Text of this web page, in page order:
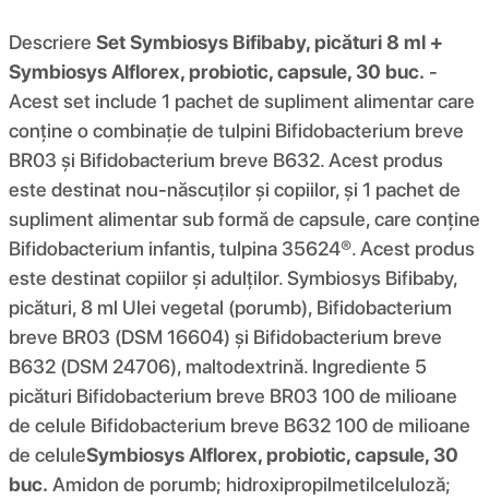
Descriere Set Symbiosys Bifibaby, picături 8 ml +
Symbiosys Alflorex, probiotic, capsule, 30 buc. -
Acest set include 1 pachet de supliment alimentar care
conține o combinație de tulpini Bifidobacterium breve
BR03 și Bifidobacterium breve B632. Acest produs
este destinat nou-născuților și copiilor, și 1 pachet de
supliment alimentar sub formă de capsule, care conține
Bifidobacterium infantis, tulpina 35624®. Acest produs
este destinat copiilor și adulților. Symbiosys Bifibaby,
picături, 8 ml Ulei vegetal (porumb), Bifidobacterium
breve BR03 (DSM 16604) și Bifidobacterium breve
B632 (DSM 24706), maltodextrină. Ingrediente 5
picături Bifidobacterium breve BR03 100 de milioane
de celule Bifidobacterium breve B632 100 de milioane
de celuleSymbiosys Alflorex, probiotic, capsule, 30
buc. Amidon de porumb; hidroxipropilmetilceluloză;